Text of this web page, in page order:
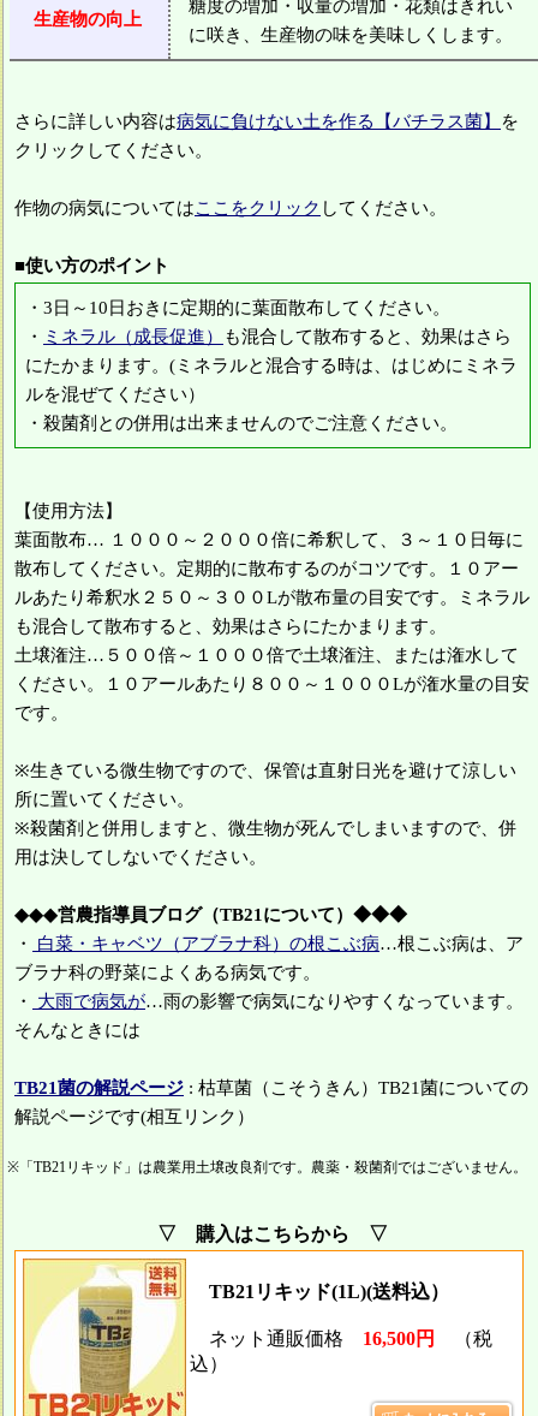
生産物の向上
糖度の増加・収量の増加・花類はきれい
に咲き、生産物の味を美味しくします。
さらに詳しい内容は病気に負けない土を作る【バチラス菌】
を
クリックしてください。
作物の病気についてはここをクリック してください。
■使い方のポイント
・3日～10日おきに定期的に葉面散布してください。
・ ミネラル（成長促進）
も混合して散布すると、効果はさら
にたかまります。(ミネラルと混合する時は、はじめにミネラ
ルを混ぜてください）
・殺菌剤との併用は出来ませんのでご注意ください。
【使用方法】
葉面散布… １０００～２０００倍に希釈して、３～１０日毎に
散布してください。定期的に散布するのがコツです。１０アー
ルあたり希釈水２５０～３００Lが散布量の目安です。ミネラル
も混合して散布すると、効果はさらにたかまります。
土壌潅注…５００倍～１０００倍で土壌潅注、または潅水して
ください。１０アールあたり８００～１０００Lが潅水量の目安
です。
※生きている微生物ですので、保管は直射日光を避けて涼しい
所に置いてください。
※殺菌剤と併用しますと、微生物が死んでしまいますので、併
用は決してしないでください。
◆◆◆営農指導員ブログ（TB21について）◆◆◆
・
白菜・キャベツ（アブラナ科）の根こぶ病…根こぶ病は、ア
ブラナ科の野菜によくある病気です。
・
大雨で病気が…雨の影響で病気になりやすくなっています。
そんなときには
TB21菌の解説ページ : 枯草菌（こそうきん）TB21菌についての
解説ページです(相互リンク）
※「TB21リキッド」は農業用土壌改良剤です。農薬・殺菌剤ではございません。
▽ 購入はこちらから ▽
TB21リキッド(1L)(送料込）
ネット通販価格 16,500円
（税
込）